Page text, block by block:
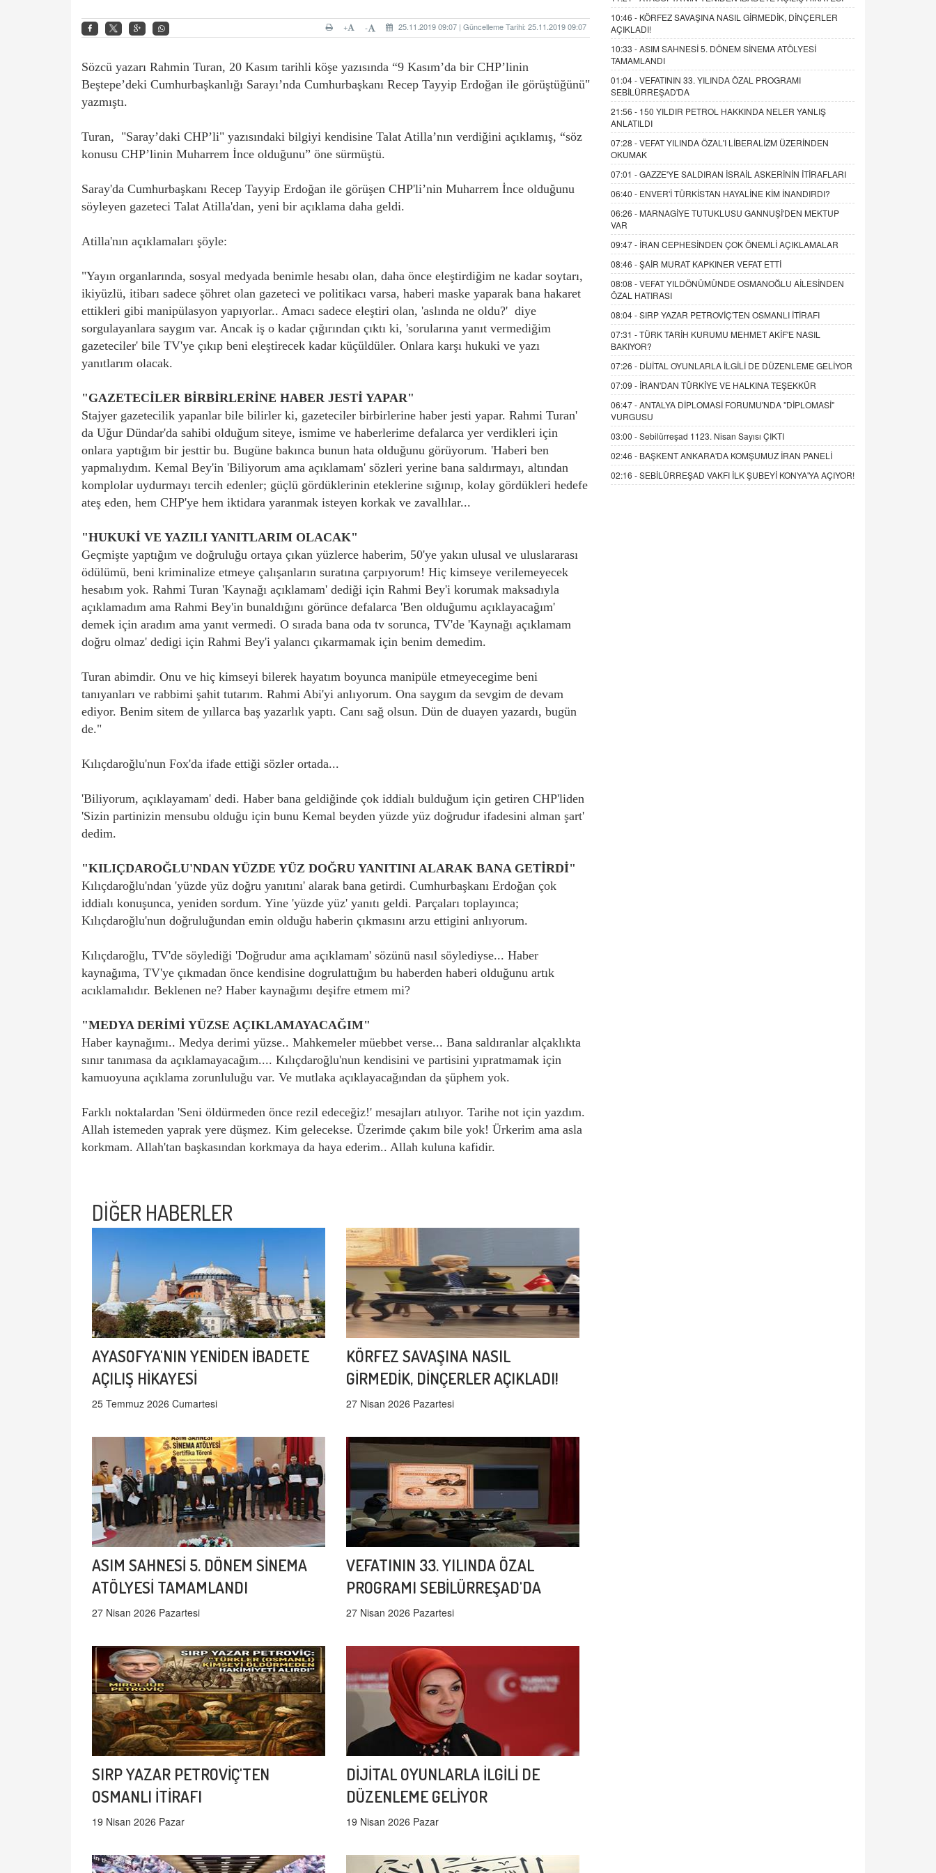
25.11.2019 09:07 | Güncelleme Tarihi: 25.11.2019 09:07
-
+
Sözcü yazarı Rahmin Turan, 20 Kasım tarihli köşe yazısında “9 Kasım’da bir CHP’linin
Beştepe’deki Cumhurbaşkanlığı Sarayı’nda Cumhurbaşkanı Recep Tayyip Erdoğan ile görüştüğünü"
yazmıştı.
Turan, "Saray’daki CHP’li" yazısındaki bilgiyi kendisine Talat Atilla’nın verdiğini açıklamış, “söz
konusu CHP’linin Muharrem İnce olduğunu” öne sürmüştü.
Saray'da Cumhurbaşkanı Recep Tayyip Erdoğan ile görüşen CHP'li’nin Muharrem İnce olduğunu
söyleyen gazeteci Talat Atilla'dan, yeni bir açıklama daha geldi.
Atilla'nın açıklamaları şöyle:
"Yayın organlarında, sosyal medyada benimle hesabı olan, daha önce eleştirdiğim ne kadar soytarı,
ikiyüzlü, itibarı sadece şöhret olan gazeteci ve politikacı varsa, haberi maske yaparak bana hakaret
ettikleri gibi manipülasyon yapıyorlar.. Amacı sadece eleştiri olan, 'aslında ne oldu?' diye
sorgulayanlara saygım var. Ancak iş o kadar çığırından çıktı ki, 'sorularına yanıt vermediğim
gazeteciler' bile TV'ye çıkıp beni eleştirecek kadar küçüldüler. Onlara karşı hukuki ve yazı
yanıtlarım olacak.
"GAZETECİLER BİRBİRLERİNE HABER JESTİ YAPAR"
Stajyer gazetecilik yapanlar bile bilirler ki, gazeteciler birbirlerine haber jesti yapar. Rahmi Turan'
da Uğur Dündar'da sahibi olduğum siteye, ismime ve haberlerime defalarca yer verdikleri için
onlara yaptığım bir jesttir bu. Bugüne bakınca bunun hata olduğunu görüyorum. 'Haberi ben
yapmalıydım. Kemal Bey'in 'Biliyorum ama açıklamam' sözleri yerine bana saldırmayı, altından
komplolar uydurmayı tercih edenler; güçlü gördüklerinin eteklerine sığınıp, kolay gördükleri hedefe
ateş eden, hem CHP'ye hem iktidara yaranmak isteyen korkak ve zavallılar...
"HUKUKİ VE YAZILI YANITLARIM OLACAK"
Geçmişte yaptığım ve doğruluğu ortaya çıkan yüzlerce haberim, 50'ye yakın ulusal ve uluslararası
ödülümü, beni kriminalize etmeye çalışanların suratına çarpıyorum! Hiç kimseye verilemeyecek
hesabım yok. Rahmi Turan 'Kaynağı açıklamam' dediği için Rahmi Bey'i korumak maksadıyla
açıklamadım ama Rahmi Bey'in bunaldığını görünce defalarca 'Ben olduğumu açıklayacağım'
demek için aradım ama yanıt vermedi. O sırada bana oda tv sorunca, TV'de 'Kaynağı açıklamam
doğru olmaz' dedigi için Rahmi Bey'i yalancı çıkarmamak için benim demedim.
Turan abimdir. Onu ve hiç kimseyi bilerek hayatım boyunca manipüle etmeyecegime beni
tanıyanları ve rabbimi şahit tutarım. Rahmi Abi'yi anlıyorum. Ona saygım da sevgim de devam
ediyor. Benim sitem de yıllarca baş yazarlık yaptı. Canı sağ olsun. Dün de duayen yazardı, bugün
de."
Kılıçdaroğlu'nun Fox'da ifade ettiği sözler ortada...
'Biliyorum, açıklayamam' dedi. Haber bana geldiğinde çok iddialı bulduğum için getiren CHP'liden
'Sizin partinizin mensubu olduğu için bunu Kemal beyden yüzde yüz doğrudur ifadesini alman şart'
dedim.
"KILIÇDAROĞLU'NDAN YÜZDE YÜZ DOĞRU YANITINI ALARAK BANA GETİRDİ"
Kılıçdaroğlu'ndan 'yüzde yüz doğru yanıtını' alarak bana getirdi. Cumhurbaşkanı Erdoğan çok
iddialı konuşunca, yeniden sordum. Yine 'yüzde yüz' yanıtı geldi. Parçaları toplayınca;
Kılıçdaroğlu'nun doğruluğundan emin olduğu haberin çıkmasını arzu ettigini anlıyorum.
Kılıçdaroğlu, TV'de söylediği 'Doğrudur ama açıklamam' sözünü nasıl söylediyse... Haber
kaynağıma, TV'ye çıkmadan önce kendisine dogrulattığım bu haberden haberi olduğunu artık
acıklamalıdır. Beklenen ne? Haber kaynağımı deşifre etmem mi?
"MEDYA DERİMİ YÜZSE AÇIKLAMAYACAĞIM"
Haber kaynağımı.. Medya derimi yüzse.. Mahkemeler müebbet verse... Bana saldıranlar alçaklıkta
sınır tanımasa da açıklamayacağım.... Kılıçdaroğlu'nun kendisini ve partisini yıpratmamak için
kamuoyuna açıklama zorunluluğu var. Ve mutlaka açıklayacağından da şüphem yok.
Farklı noktalardan 'Seni öldürmeden önce rezil edeceğiz!' mesajları atılıyor. Tarihe not için yazdım.
Allah istemeden yaprak yere düşmez. Kim gelecekse. Üzerimde çakım bile yok! Ürkerim ama asla
korkmam. Allah'tan başkasından korkmaya da haya ederim.. Allah kuluna kafidir.
DİĞER HABERLER
AYASOFYA'NIN YENİDEN İBADETE
AÇILIŞ HİKAYESİ
25 Temmuz 2026 Cumartesi
KÖRFEZ SAVAŞINA NASIL
GİRMEDİK, DİNÇERLER AÇIKLADI!
27 Nisan 2026 Pazartesi
ASIM SAHNESİ 5. DÖNEM SİNEMA
ATÖLYESİ TAMAMLANDI
27 Nisan 2026 Pazartesi
VEFATININ 33. YILINDA ÖZAL
PROGRAMI SEBİLÜRREŞAD'DA
27 Nisan 2026 Pazartesi
SIRP YAZAR PETROVİÇ'TEN
OSMANLI İTİRAFI
19 Nisan 2026 Pazar
DİJİTAL OYUNLARLA İLGİLİ DE
DÜZENLEME GELİYOR
19 Nisan 2026 Pazar
10:46 - KÖRFEZ SAVAŞINA NASIL GİRMEDİK, DİNÇERLER
AÇIKLADI!
10:33 -ASIM SAHNESİ 5. DÖNEM SİNEMA ATÖLYESİ
TAMAMLANDI
01:04 -VEFATININ 33. YILINDA ÖZAL PROGRAMI
SEBİLÜRREŞAD'DA
21:56 - 150 YILDIR PETROL HAKKINDA NELER YANLIŞ
ANLATILDI
07:28 -VEFAT YILINDA ÖZAL'I LİBERALİZM ÜZERİNDEN
OKUMAK
07:01 -GAZZE'YE SALDIRAN İSRAİL ASKERİNİN İTİRAFLARI
06:40 - ENVER'İ TÜRKİSTAN HAYALİNE KİM İNANDIRDI?
06:26 - MARNAGİYE TUTUKLUSU GANNUŞİ'DEN MEKTUP
VAR
09:47 - İRAN CEPHESİNDEN ÇOK ÖNEMLİ AÇIKLAMALAR
08:46 -ŞAİR MURAT KAPKINER VEFAT ETTİ
08:08 -VEFAT YILDÖNÜMÜNDE OSMANOĞLU AİLESİNDEN
ÖZAL HATIRASI
08:04 -SIRP YAZAR PETROVİÇ'TEN OSMANLI İTİRAFI
07:31 -TÜRK TARİH KURUMU MEHMET AKİF'E NASIL
BAKIYOR?
07:26 - DİJİTAL OYUNLARLA İLGİLİ DE DÜZENLEME GELİYOR
07:09 - İRAN'DAN TÜRKİYE VE HALKINA TEŞEKKÜR
06:47 -ANTALYA DİPLOMASİ FORUMU'NDA "DİPLOMASİ"
VURGUSU
03:00 -Sebilürreşad 1123. Nisan Sayısı ÇIKTI
02:46 - BAŞKENT ANKARA'DA KOMŞUMUZ İRAN PANELİ
02:16 -SEBİLÜRREŞAD VAKFI İLK ŞUBEYİ KONYA'YA AÇIYOR!